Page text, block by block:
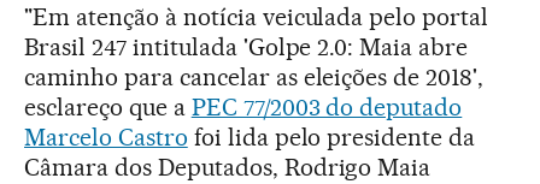
"Em atenção à notícia veiculada pelo portal
Brasil 247 intitulada 'Golpe 2.0: Maia abre
caminho para cancelar as eleições de 2018',
esclareço que a PEC 77/2003 do deputado
Marcelo Castro foi lida pelo presidente da
Câmara dos Deputados, Rodrigo Maia